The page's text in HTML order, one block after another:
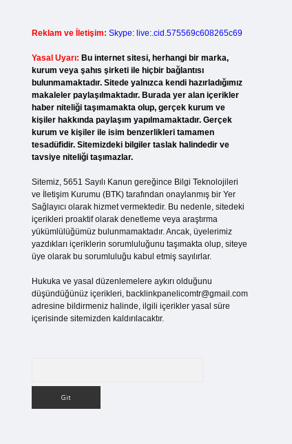
Reklam ve İletişim: Skype: live:.cid.575569c608265c69
Yasal Uyarı: Bu internet sitesi, herhangi bir marka,
kurum veya şahıs şirketi ile hiçbir bağlantısı
bulunmamaktadır. Sitede yalnızca kendi hazırladığımız
makaleler paylaşılmaktadır. Burada yer alan içerikler
haber niteliği taşımamakta olup, gerçek kurum ve
kişiler hakkında paylaşım yapılmamaktadır. Gerçek
kurum ve kişiler ile isim benzerlikleri tamamen
tesadüfidir. Sitemizdeki bilgiler taslak halindedir ve
tavsiye niteliği taşımazlar.
Sitemiz, 5651 Sayılı Kanun gereğince Bilgi Teknolojileri
ve İletişim Kurumu (BTK) tarafından onaylanmış bir Yer
Sağlayıcı olarak hizmet vermektedir. Bu nedenle, sitedeki
içerikleri proaktif olarak denetleme veya araştırma
yükümlülüğümüz bulunmamaktadır. Ancak, üyelerimiz
yazdıkları içeriklerin sorumluluğunu taşımakta olup, siteye
üye olarak bu sorumluluğu kabul etmiş sayılırlar.
Hukuka ve yasal düzenlemelere aykırı olduğunu
düşündüğünüz içerikleri, backlinkpanelicomtr@gmail.com
adresine bildirmeniz halinde, ilgili içerikler yasal süre
içerisinde sitemizden kaldırılacaktır.